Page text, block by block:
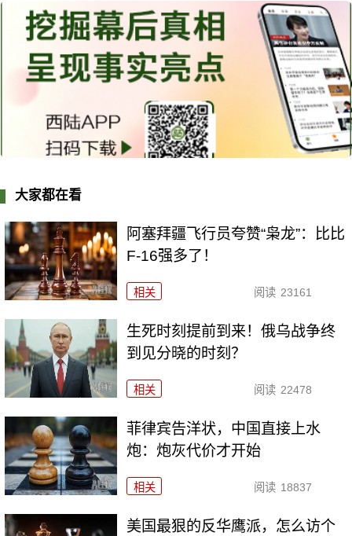
大家都在看
阿塞拜疆飞行员夸赞“枭龙”：比比
F-16强多了！
相关 阅读 23161
生死时刻提前到来！俄乌战争终
到见分晓的时刻？
相关 阅读 22478
菲律宾告洋状，中国直接上水
炮：炮灰代价才开始
相关 阅读 18837
美国最狠的反华鹰派，怎么访个